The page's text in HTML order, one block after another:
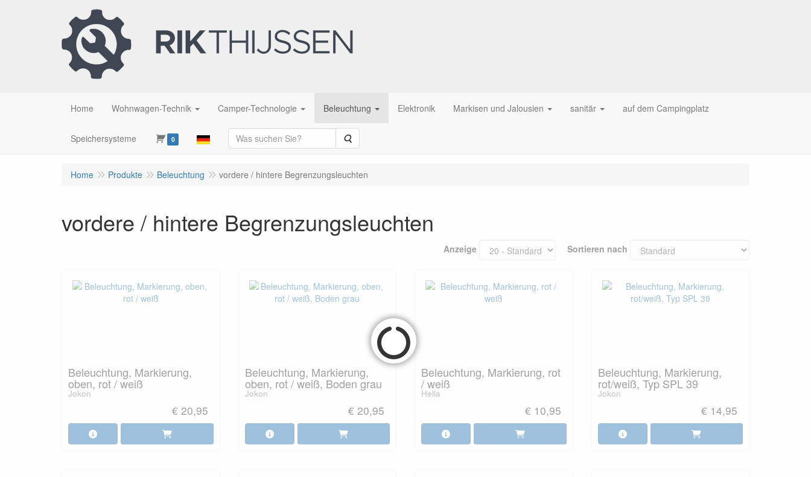
Home Wohnwagen-Technik Camper-Technologie Beleuchtung Elektronik Markisen und Jalousien sanitär auf dem Campingplatz
Speichersysteme 0 Suche
Home Produkte Beleuchtung vordere / hintere Begrenzungsleuchten
vordere / hintere Begrenzungsleuchten
Anzeige Sortieren nach
Beleuchtung, Markierung,
oben, rot / weiß
Jokon
€ 20,95
Beleuchtung, Markierung,
oben, rot / weiß, Boden grau
Jokon
€ 20,95
Beleuchtung, Markierung, rot
/ weiß
Hella
€ 10,95
Beleuchtung, Markierung,
rot/weiß, Typ SPL 39
Jokon
€ 14,95